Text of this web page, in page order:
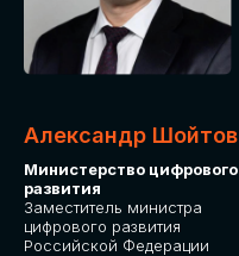
Александр Шойтов
Министерство цифрового
развития
Заместитель министра
цифрового развития
Российской Федерации